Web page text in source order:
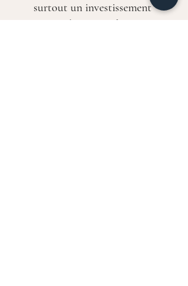
surtout un investissement
émotionnel.